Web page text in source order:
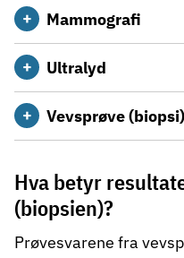
Mammografi
Ultralyd
Vevsprøve (biopsi)
Hva betyr
(biopsien)?
Prøvesvarene fra